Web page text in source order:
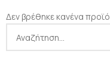
Δεν βρέθηκε κανένα